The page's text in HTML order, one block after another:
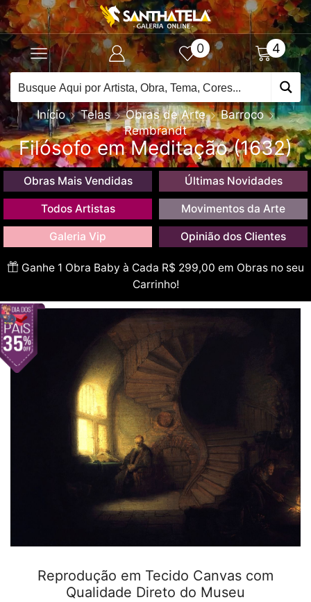
0 4
Início Telas Obras de Arte
Barroco
Rembrandt
Filósofo em Meditação (1632)
Obras Mais Vendidas Últimas Novidades
Todos Artistas Movimentos da Arte
Galeria Vip Opinião dos Clientes
Ganhe 1 Obra Baby à Cada R$ 299,00 em Obras no seu
Carrinho!
Reprodução em Tecido Canvas com
Qualidade Direto do Museu